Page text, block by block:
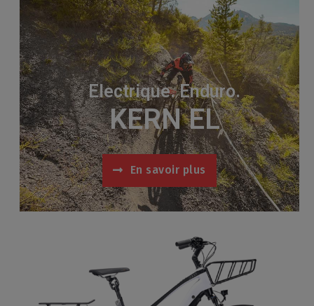
Electrique. Enduro.
KERN EL
En savoir plus